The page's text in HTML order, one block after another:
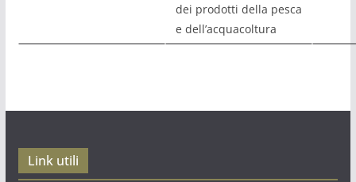
dei prodotti della pesca
e dell’acquacoltura
Link utili